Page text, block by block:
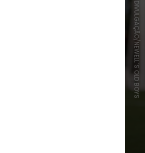
DIVULGAÇÃO/NEWELL´S OLD BOYS